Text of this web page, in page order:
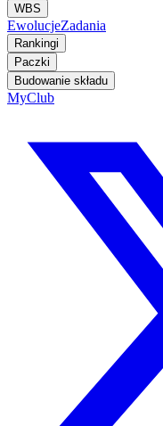
WBS
EwolucjeZadania
Rankingi
Paczki
Budowanie składu
MyClub